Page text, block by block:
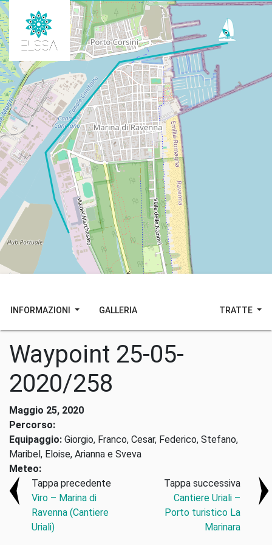
INFORMAZIONI GALLERIA TRATTE
Waypoint 25-05-
2020/258
Maggio 25, 2020
Percorso:
Equipaggio: Giorgio, Franco, Cesar, Federico, Stefano,
Maribel, Eloise, Arianna e Sveva
Meteo:
Tappa precedente
Viro – Marina di
Ravenna (Cantiere
Uriali)
Tappa successiva
Cantiere Uriali –
Porto turistico La
Marinara